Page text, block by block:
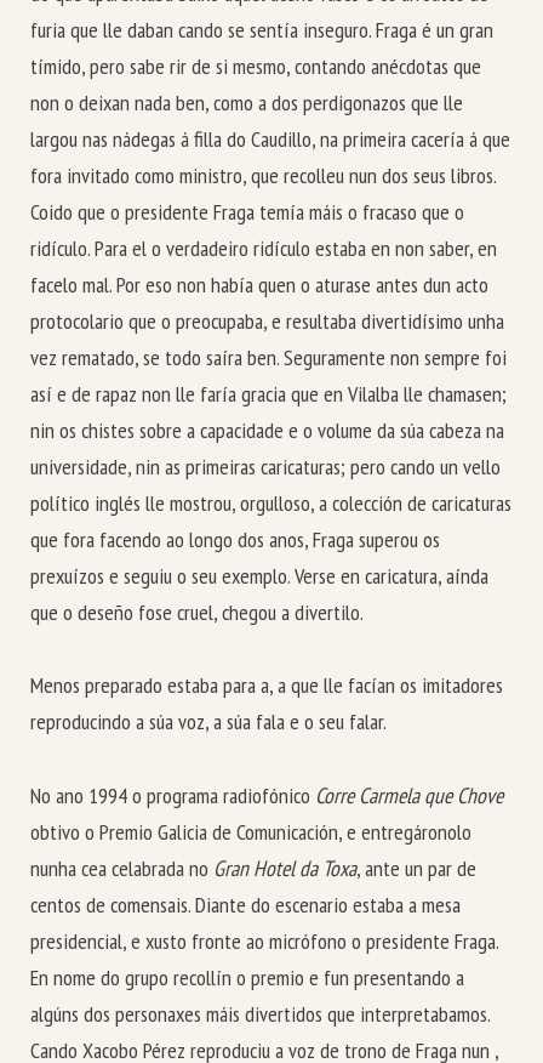
furia que lle daban cando se sentía inseguro. Fraga é un gran
tímido, pero sabe rir de si mesmo, contando anécdotas que
non o deixan nada ben, como a dos perdigonazos que lle
largou nas nádegas á filla do Caudillo, na primeira cacería á que
fora invitado como ministro, que recolleu nun dos seus libros.
Coido que o presidente Fraga temía máis o fracaso que o
ridículo. Para el o verdadeiro ridículo estaba en non saber, en
facelo mal. Por eso non había quen o aturase antes dun acto
protocolario que o preocupaba, e resultaba divertidísimo unha
vez rematado, se todo saíra ben. Seguramente non sempre foi
así e de rapaz non lle faría gracia que en Vilalba lle chamasen;
nin os chistes sobre a capacidade e o volume da súa cabeza na
universidade, nin as primeiras caricaturas; pero cando un vello
político inglés lle mostrou, orgulloso, a colección de caricaturas
que fora facendo ao longo dos anos, Fraga superou os
prexuízos e seguiu o seu exemplo. Verse en caricatura, aínda
que o deseño fose cruel, chegou a divertilo.
Menos preparado estaba para a, a que lle facían os imitadores
reproducindo a súa voz, a súa fala e o seu falar.
No ano 1994 o programa radiofónico Corre Carmela que Chove
obtivo o Premio Galicia de Comunicación, e entregáronolo
nunha cea celabrada no Gran Hotel da Toxa, ante un par de
centos de comensais. Diante do escenario estaba a mesa
presidencial, e xusto fronte ao micrófono o presidente Fraga.
En nome do grupo recollín o premio e fun presentando a
algúns dos personaxes máis divertidos que interpretabamos.
Cando Xacobo Pérez reproduciu a voz de trono de Fraga nun ,